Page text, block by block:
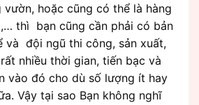
hoặc cũng có thể là hàng
thì bạn cũng cần phải có bản
và đội ngũ thi công, sản xuất,
nhiều thời gian, tiến bạc và
vào đó cho dù số lượng ít hay
Vậy tại sao Bạn không nghĩ